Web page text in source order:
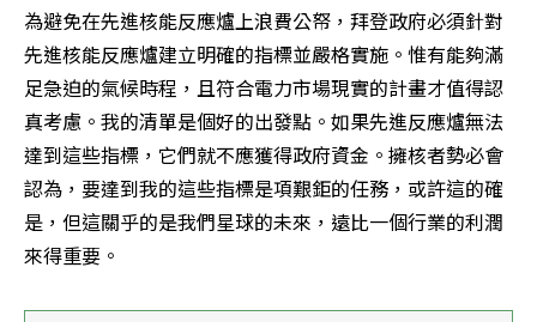
為避免在先進核能反應爐上浪費公帑，拜登政府必須針對
先進核能反應爐建立明確的指標並嚴格實施。惟有能夠滿
足急迫的氣候時程，且符合電力市場現實的計畫才值得認
真考慮。我的清單是個好的出發點。如果先進反應爐無法
達到這些指標，它們就不應獲得政府資金。擁核者勢必會
認為，要達到我的這些指標是項艱鉅的任務，或許這的確
是，但這關乎的是我們星球的未來，遠比一個行業的利潤
來得重要。